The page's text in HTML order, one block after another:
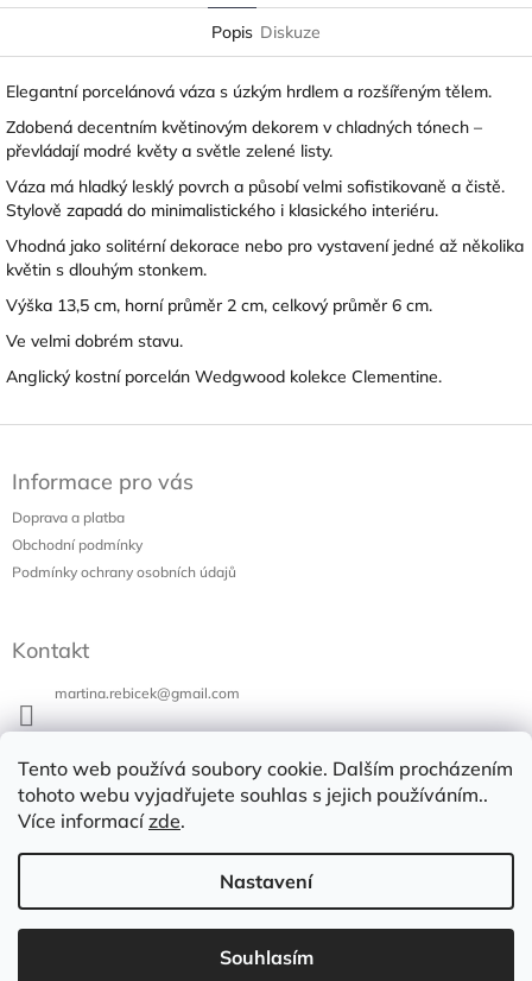
Tento web používá soubory cookie. Dalším procházením
tohoto webu vyjadřujete souhlas s jejich používáním..
Více informacízde.
Nastavení
Souhlasím
Popis Diskuze
Elegantní porcelánová váza s úzkým hrdlem a rozšířeným tělem.
Zdobená decentním květinovým dekorem v chladných tónech –
převládají modré květy a světle zelené listy.
Váza má hladký lesklý povrch a působí velmi sofistikovaně a čistě.
Stylově zapadá do minimalistického i klasického interiéru.
Vhodná jako solitérní dekorace nebo pro vystavení jedné až několika
květin s dlouhým stonkem.
Výška 13,5 cm, horní průměr 2 cm, celkový průměr 6 cm.
Ve velmi dobrém stavu.
Anglický kostní porcelán Wedgwood kolekce Clementine.
Informace pro vás
Doprava a platba
Obchodní podmínky
Podmínky ochrany osobních údajů
Kontakt
martina.rebicek@gmail.com
Bazar v Poli
bazarvpoli
Copyright 2026Bazar v Poli